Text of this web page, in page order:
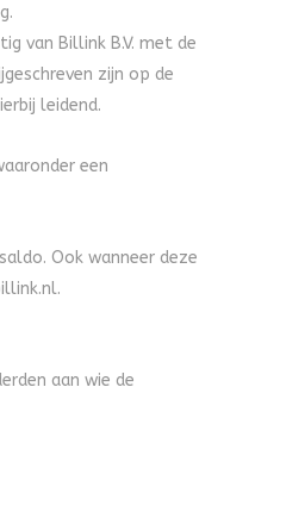
van Billink B.V. met de
zijn op de
leidend.
een
Ook wanneer deze
.
aan wie de